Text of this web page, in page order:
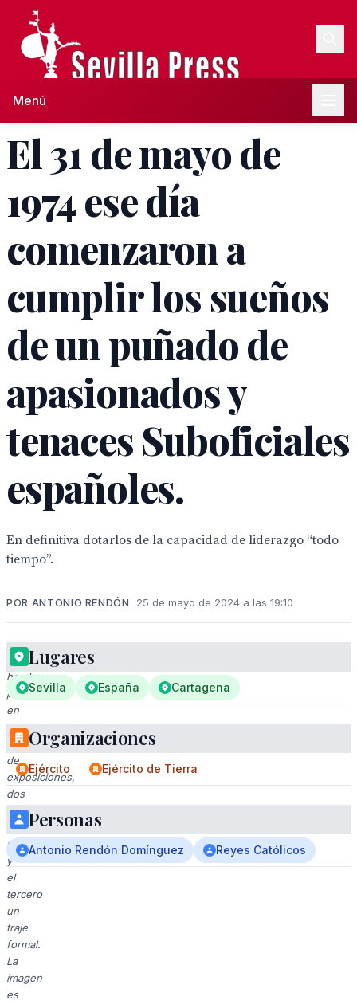
Menú
El 31 de mayo de
1974 ese día
comenzaron a
cumplir los sueños
de un puñado de
apasionados y
tenaces Suboficiales
españoles.
En definitiva dotarlos de la capacidad de liderazgo “todo
tiempo”.
POR ANTONIO RENDÓN 25 de mayo de 2024 a las 19:10
Tres
hombres
posan
en
una
sala
de
exposiciones,
dos
lucen
uniformes
militares
y
el
tercero
un
traje
formal.
La
imagen
es
Lugares
Sevilla España Cartagena
Organizaciones
Ejército Ejército de Tierra
Personas
Antonio Rendón Domínguez Reyes Católicos